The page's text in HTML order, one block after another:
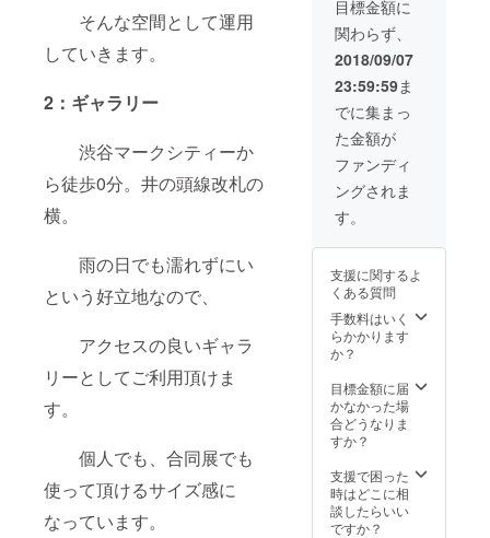
そんな空間として運用
していきます。
2：ギャラリー
渋谷マークシティーか
ら徒歩0分。井の頭線改札の
横。
雨の日でも濡れずにい
という好立地なので、
アクセスの良いギャラ
リーとしてご利用頂けま
す。
個人でも、合同展でも
使って頂けるサイズ感に
なっています。
ます。
です！
・1年間
交流会
に参加
できる
権利 ・
ブラッ
クボー
ドにお
名前を
プラチ
して残
利 ・
SESSII
ON限定
ステッ
カー に
て、 ・
澤を食
事に連
れ出せ
をつ
けさせ
て頂き
ま
目標金額に
関わらず、
2018/09/07
23:59:59ま
でに集まっ
た金額が
ファンディ
ングされま
す。
支援に関するよ
くある質問
手数料はいく
らかかります
か？
目標金額に届
かなかった場
合どうなりま
すか？
支援で困った
時はどこに相
談したらいい
ですか？